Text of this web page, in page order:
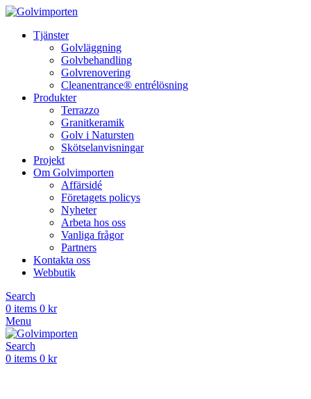
Tjänster
Golvläggning
Golvbehandling
Golvrenovering
Cleanentrance® entrélösning
Produkter
Terrazzo
Granitkeramik
Golv i Natursten
Skötselanvisningar
Projekt
Om Golvimporten
Affärsidé
Företagets policys
Nyheter
Arbeta hos oss
Vanliga frågor
Partners
Kontakta oss
Webbutik
Search
0 items 0 kr
Menu
Search
0 items 0 kr